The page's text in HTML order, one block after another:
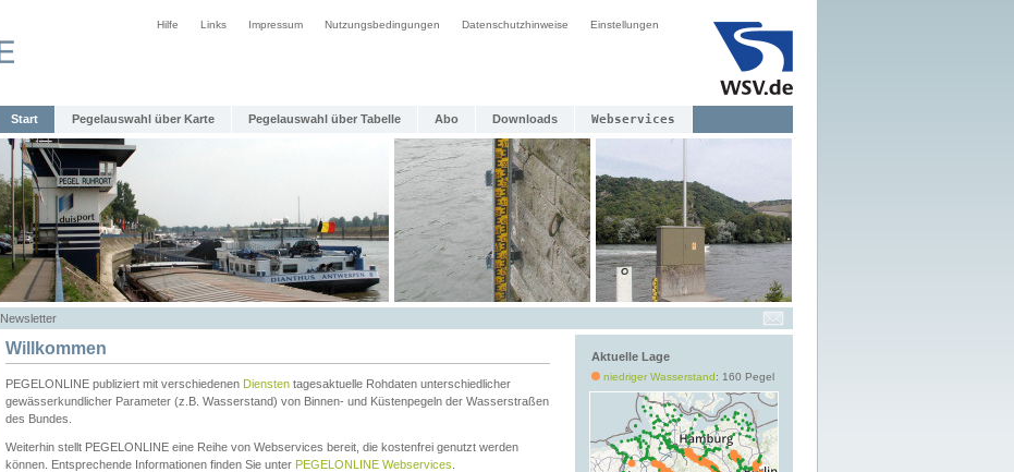
Hilfe Links Impressum Nutzungsbedingungen Datenschutzhinweise Einstellungen
Start Pegelauswahl über Karte Pegelauswahl über Tabelle Abo Downloads Webservices
Newsletter
Aktuelle Lage
niedriger Wasserstand: 160 Pegel
Willkommen
PEGELONLINE publiziert mit verschiedenen Diensten tagesaktuelle Rohdaten unterschiedlicher
gewässerkundlicher Parameter (z.B. Wasserstand) von Binnen- und Küstenpegeln der Wasserstraßen
des Bundes.
Weiterhin stellt PEGELONLINE eine Reihe von Webservices bereit, die kostenfrei genutzt werden
können. Entsprechende Informationen finden Sie unter PEGELONLINE Webservices